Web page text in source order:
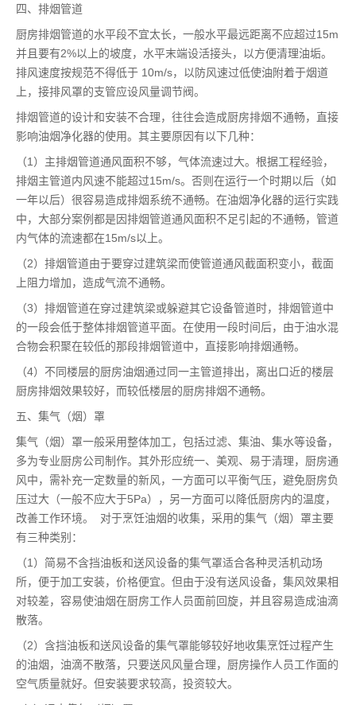
四、排烟管道
厨房排烟管道的水平段不宜太长，一般水平最远距离不应超过15m
并且要有2%以上的坡度，水平末端设活接头，以方便清理油垢。
排风速度按规范不得低于 10m/s，以防风速过低使油附着于烟道
上，接排风罩的支管应设风量调节阀。
排烟管道的设计和安装不合理，往往会造成厨房排烟不通畅，直接
影响油烟净化器的使用。其主要原因有以下几种：
（1）主排烟管道通风面积不够，气体流速过大。根据工程经验，
排烟主管道内风速不能超过15m/s。否则在运行一个时期以后（如
一年以后）很容易造成排烟系统不通畅。在油烟净化器的运行实践
中，大部分案例都是因排烟管道通风面积不足引起的不通畅，管道
内气体的流速都在15m/s以上。
（2）排烟管道由于要穿过建筑梁而使管道通风截面积变小，截面
上阻力增加，造成气流不通畅。
（3）排烟管道在穿过建筑梁或躲避其它设备管道时，排烟管道中
的一段会低于整体排烟管道平面。在使用一段时间后，由于油水混
合物会积聚在较低的那段排烟管道中，直接影响排烟通畅。
（4）不同楼层的厨房油烟通过同一主管道排出，离出口近的楼层
厨房排烟效果较好，而较低楼层的厨房排烟不通畅。
五、集气（烟）罩
集气（烟）罩一般采用整体加工，包括过滤、集油、集水等设备，
多为专业厨房公司制作。其外形应统一、美观、易于清理，厨房通
风中，需补充一定数量的新风，一方面可以平衡气压，避免厨房负
压过大（一般不应大于5Pa），另一方面可以降低厨房内的温度，
改善工作环境。 对于烹饪油烟的收集，采用的集气（烟）罩主要
有三种类别：
（1）简易不含挡油板和送风设备的集气罩适合各种灵活机动场
所，便于加工安装，价格便宜。但由于没有送风设备，集风效果相
对较差，容易使油烟在厨房工作人员面前回旋，并且容易造成油滴
散落。
（2）含挡油板和送风设备的集气罩能够较好地收集烹饪过程产生
的油烟，油滴不散落，只要送风风量合理，厨房操作人员工作面的
空气质量就好。但安装要求较高，投资较大。